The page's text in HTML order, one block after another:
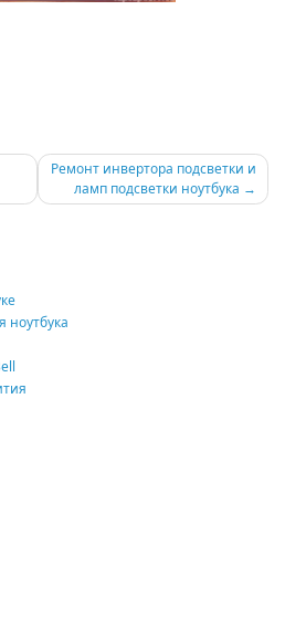
Ремонт инвертора подсветки и
ламп подсветки ноутбука
ноутбука